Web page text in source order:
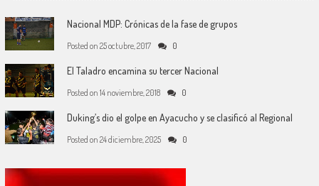
Nacional MDP: Crónicas de la fase de grupos
Posted on 25 octubre, 2017 0
El Taladro encamina su tercer Nacional
Posted on 14 noviembre, 2018 0
Duking’s dio el golpe en Ayacucho y se clasificó al Regional
Posted on 24 diciembre, 2025 0